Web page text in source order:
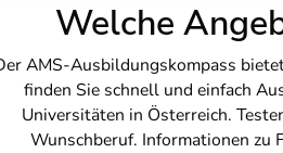
Welche
AMS-Ausbildungskompass
finden Sie schnell und einfach
Universitäten in Österreich.
Wunschberuf. Informationen zu